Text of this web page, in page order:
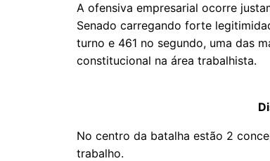
A ofensiva empresarial ocorre
Senado carregando forte
turno e 461 no segundo, uma das
constitucional na área trabalhista.
No centro da batalha estão 2
trabalho.